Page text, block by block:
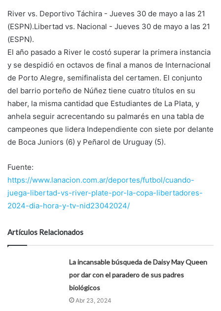
River vs. Deportivo Táchira - Jueves 30 de mayo a las 21
(ESPN).Libertad vs. Nacional - Jueves 30 de mayo a las 21
(ESPN).
El año pasado a River le costó superar la primera instancia
y se despidió en octavos de final a manos de Internacional
de Porto Alegre, semifinalista del certamen. El conjunto
del barrio porteño de Núñez tiene cuatro títulos en su
haber, la misma cantidad que Estudiantes de La Plata, y
anhela seguir acrecentando su palmarés en una tabla de
campeones que lidera Independiente con siete por delante
de Boca Juniors (6) y Peñarol de Uruguay (5).
Fuente:
https://www.lanacion.com.ar/deportes/futbol/cuando-
juega-libertad-vs-river-plate-por-la-copa-libertadores-
2024-dia-hora-y-tv-nid23042024/
Artículos Relacionados
La incansable búsqueda de Daisy May Queen
por dar con el paradero de sus padres
biológicos
Abr 23, 2024